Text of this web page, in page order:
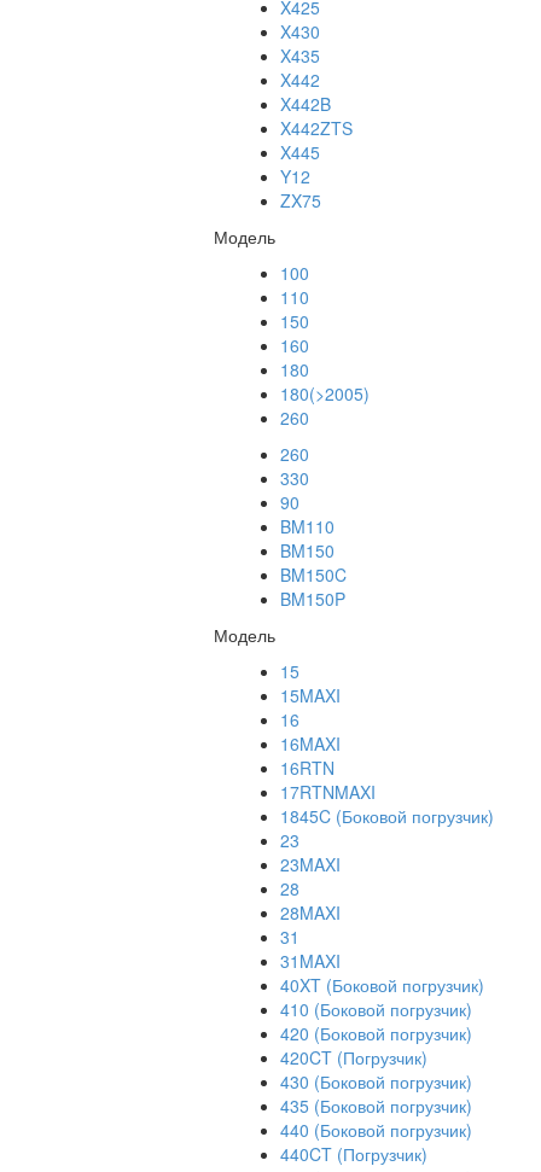
X425
X430
X435
X442
X442B
X442ZTS
X445
Y12
ZX75
Модель
100
110
150
160
180
180(>2005)
260
260
330
90
BM110
BM150
BM150C
BM150P
Модель
15
15MAXI
16
16MAXI
16RTN
17RTNMAXI
1845C (Боковой погрузчик)
23
23MAXI
28
28MAXI
31
31MAXI
40XT (Боковой погрузчик)
410 (Боковой погрузчик)
420 (Боковой погрузчик)
420CT (Погрузчик)
430 (Боковой погрузчик)
435 (Боковой погрузчик)
440 (Боковой погрузчик)
440CT (Погрузчик)